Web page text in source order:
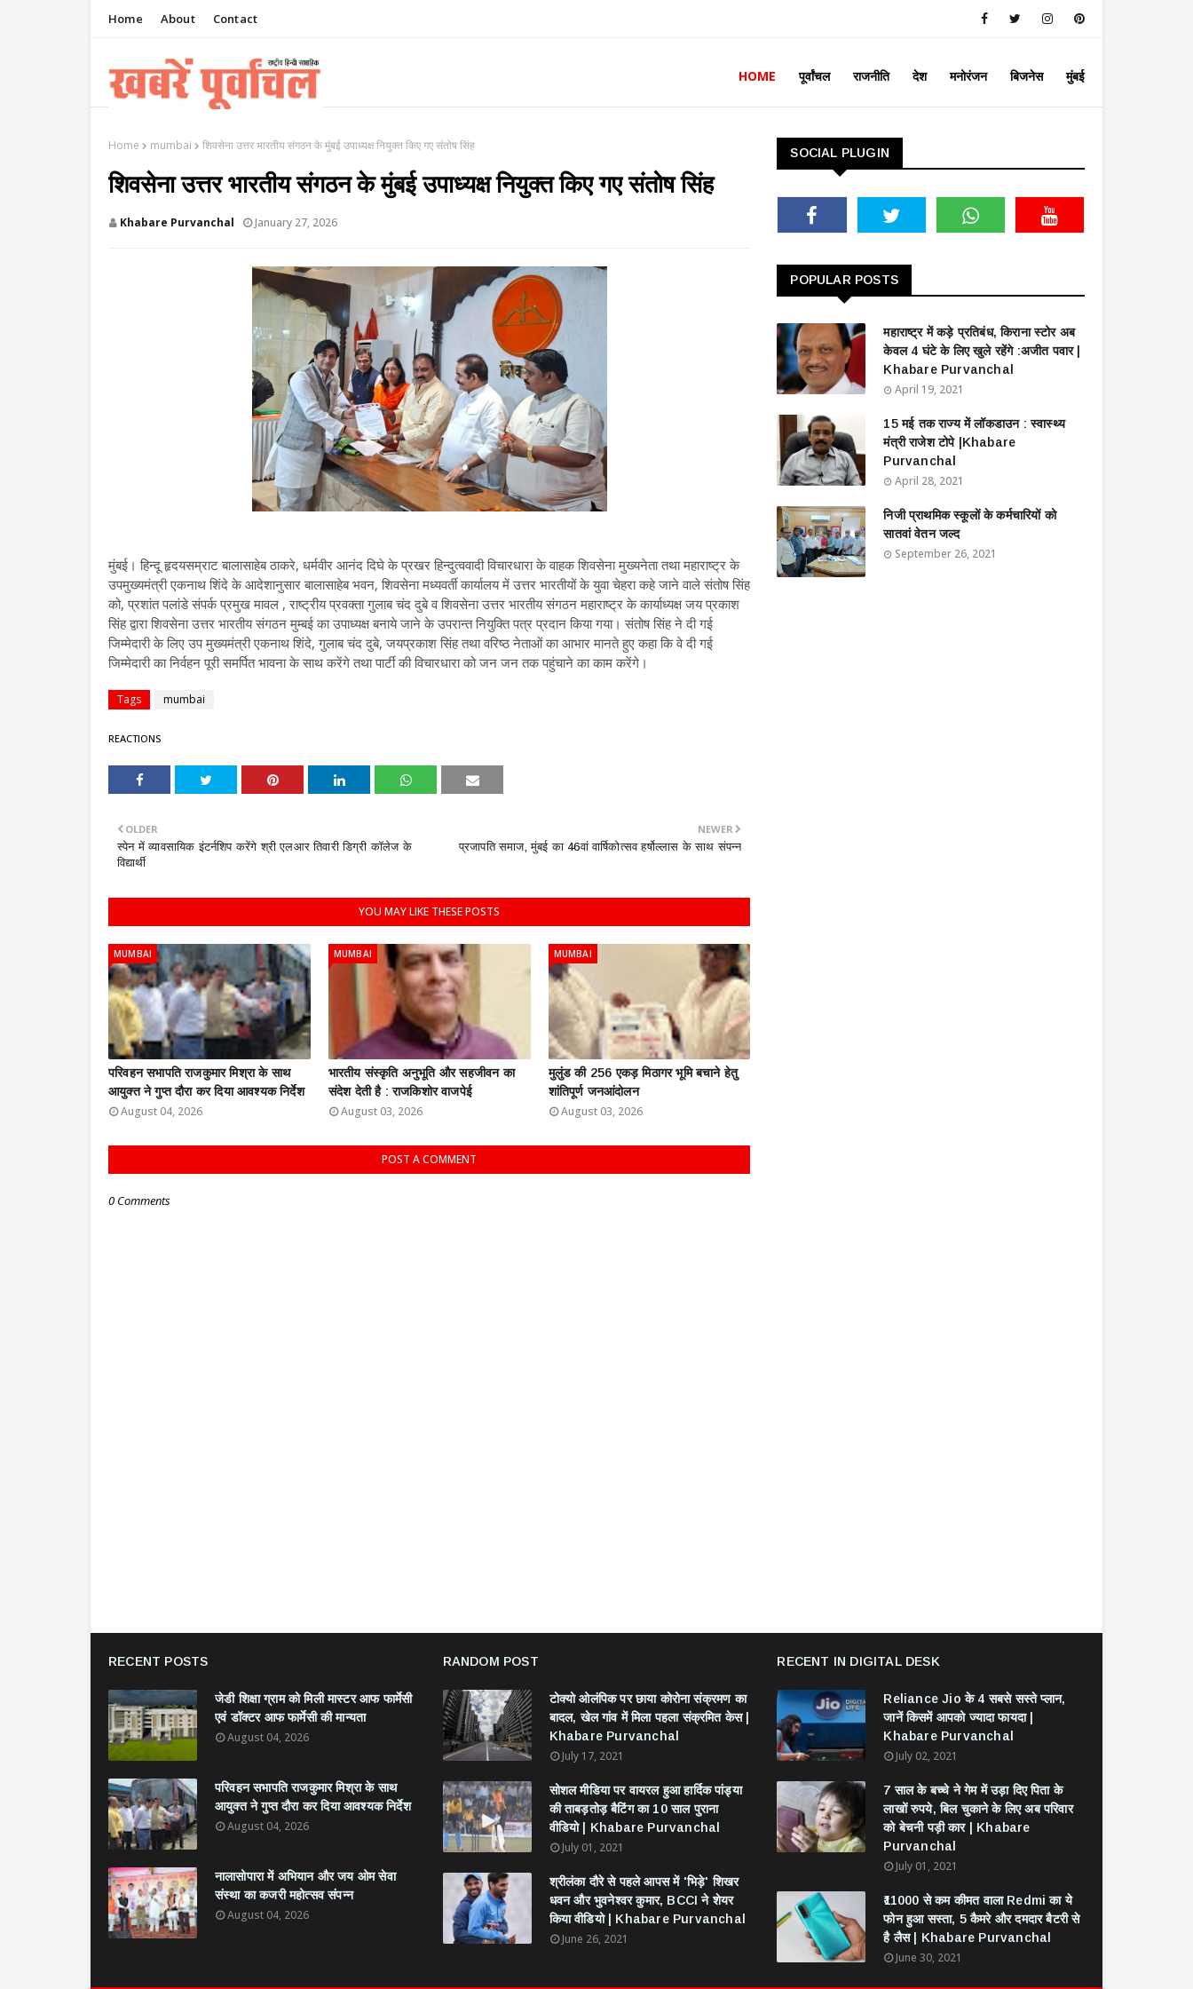
Home About Contact
HOME पूर्वांचल राजनीति देश मनोरंजन बिजनेस मुंबई
Home mumbai शिवसेना उत्तर भारतीय संगठन के मुंबई उपाध्यक्ष नियुक्त किए गए संतोष सिंह
शिवसेना उत्तर भारतीय संगठन के मुंबई उपाध्यक्ष नियुक्त किए गए संतोष सिंह
Khabare Purvanchal January 27, 2026
मुंबई। हिन्दू हृदयसम्राट बालासाहेब ठाकरे, धर्मवीर आनंद दिघे के प्रखर हिन्दुत्ववादी विचारधारा के वाहक शिवसेना मुख्यनेता तथा महाराष्ट्र के
उपमुख्यमंत्री एकनाथ शिंदे के आदेशानुसार बालासाहेब भवन, शिवसेना मध्यवर्ती कार्यालय में उत्तर भारतीयों के युवा चेहरा कहे जाने वाले संतोष सिंह
को, प्रशांत पलांडे संपर्क प्रमुख मावल , राष्ट्रीय प्रवक्ता गुलाब चंद दुबे व शिवसेना उत्तर भारतीय संगठन महाराष्ट्र के कार्याध्यक्ष जय प्रकाश
सिंह द्वारा शिवसेना उत्तर भारतीय संगठन मुम्बई का उपाध्यक्ष बनाये जाने के उपरान्त नियुक्ति पत्र प्रदान किया गया। संतोष सिंह ने दी गई
जिम्मेदारी के लिए उप मुख्यमंत्री एकनाथ शिंदे, गुलाब चंद दुबे, जयप्रकाश सिंह तथा वरिष्ठ नेताओं का आभार मानते हुए कहा कि वे दी गई
जिम्मेदारी का निर्वहन पूरी समर्पित भावना के साथ करेंगे तथा पार्टी की विचारधारा को जन जन तक पहुंचाने का काम करेंगे।
Tags mumbai
REACTIONS
NEWER
प्रजापति समाज, मुंबई का 46वां वार्षिकोत्सव हर्षोल्लास के साथ संपन्न
OLDER
स्पेन में व्यावसायिक इंटर्नशिप करेंगे श्री एलआर तिवारी डिग्री कॉलेज के
विद्यार्थी
YOU MAY LIKE THESE POSTS
MUMBAI
परिवहन सभापति राजकुमार मिश्रा के साथ
आयुक्त ने गुप्त दौरा कर दिया आवश्यक निर्देश
August 04, 2026
MUMBAI
भारतीय संस्कृति अनुभूति और सहजीवन का
संदेश देती है : राजकिशोर वाजपेई
August 03, 2026
MUMBAI
मुलुंड की 256 एकड़ मिठागर भूमि बचाने हेतु
शांतिपूर्ण जनआंदोलन
August 03, 2026
POST A COMMENT
0 Comments
SOCIAL PLUGIN
POPULAR POSTS
महाराष्ट्र में कड़े प्रतिबंध, किराना स्टोर अब
केवल 4 घंटे के लिए खुले रहेंगे :अजीत पवार |
Khabare Purvanchal
April 19, 2021
15 मई तक राज्य में लॉकडाउन : स्वास्थ्य
मंत्री राजेश टोपे |Khabare
Purvanchal
April 28, 2021
निजी प्राथमिक स्कूलों के कर्मचारियों को
सातवां वेतन जल्द
September 26, 2021
RECENT POSTS
जेडी शिक्षा ग्राम को मिली मास्टर आफ फार्मेसी
एवं डॉक्टर आफ फार्मेसी की मान्यता
August 04, 2026
परिवहन सभापति राजकुमार मिश्रा के साथ
आयुक्त ने गुप्त दौरा कर दिया आवश्यक निर्देश
August 04, 2026
नालासोपारा में अभियान और जय ओम सेवा
संस्था का कजरी महोत्सव संपन्न
August 04, 2026
RANDOM POST
टोक्यो ओलंपिक पर छाया कोरोना संक्रमण का
बादल, खेल गांव में मिला पहला संक्रमित केस |
Khabare Purvanchal
July 17, 2021
सोशल मीडिया पर वायरल हुआ हार्दिक पांड्या
की ताबड़तोड़ बैटिंग का 10 साल पुराना
वीडियो | Khabare Purvanchal
July 01, 2021
श्रीलंका दौरे से पहले आपस में 'भिड़े' शिखर
धवन और भुवनेश्वर कुमार, BCCI ने शेयर
किया वीडियो | Khabare Purvanchal
June 26, 2021
RECENT IN DIGITAL DESK
Reliance Jio के 4 सबसे सस्ते प्लान,
जानें किसमें आपको ज्यादा फायदा |
Khabare Purvanchal
July 02, 2021
7 साल के बच्चे ने गेम में उड़ा दिए पिता के
लाखों रुपये, बिल चुकाने के लिए अब परिवार
को बेचनी पड़ी कार | Khabare
Purvanchal
July 01, 2021
₹11000 से कम कीमत वाला Redmi का ये
फोन हुआ सस्ता, 5 कैमरे और दमदार बैटरी से
है लैस | Khabare Purvanchal
June 30, 2021